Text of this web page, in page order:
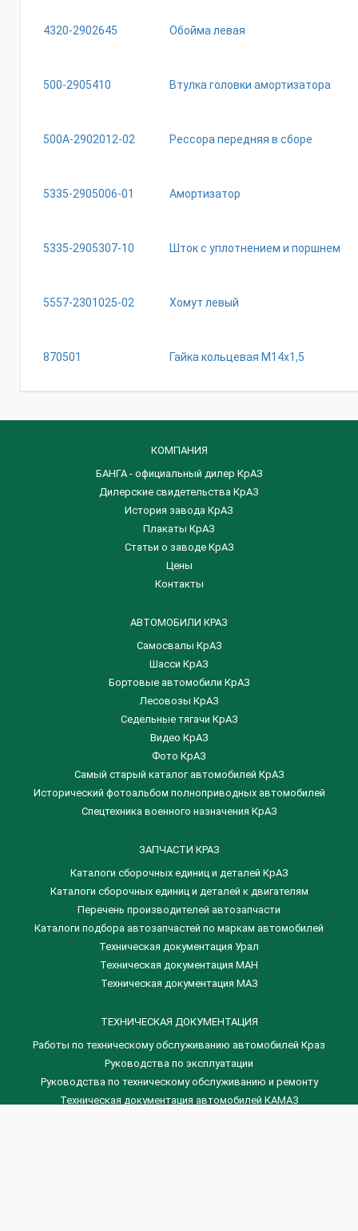
4320-2902645 Обойма левая
500-2905410 Втулка головки амортизатора
500А-2902012-02 Рессора передняя в сборе
5335-2905006-01 Амортизатор
5335-2905307-10 Шток с уплотнением и поршнем
5557-2301025-02 Хомут левый
870501 Гайка кольцевая М14х1,5
КОМПАНИЯ
БАНГА - официальный дилер КрАЗ
Дилерские свидетельства КрАЗ
История завода КрАЗ
Плакаты КрАЗ
Статьи о заводе КрАЗ
Цены
Контакты
АВТОМОБИЛИ КРАЗ
Самосвалы КрАЗ
Шасси КрАЗ
Бортовые автомобили КрАЗ
Лесовозы КрАЗ
Седельные тягачи КрАЗ
Видео КрАЗ
Фото КрАЗ
Самый старый каталог автомобилей КрАЗ
Исторический фотоальбом полноприводных автомобилей
Спецтехника военного назначения КрАЗ
ЗАПЧАСТИ КРАЗ
Каталоги сборочных единиц и деталей КрАЗ
​Каталоги сборочных единиц и деталей к двигателям
Перечень производителей автозапчасти
Каталоги подбора автозапчастей по маркам автомобилей
Техническая документация Урал
Техническая документация МАН
Техническая документация МАЗ
ТЕХНИЧЕСКАЯ ДОКУМЕНТАЦИЯ
Работы по техническому обслуживанию автомобилей Краз
Руководства по эксплуатации
Руководства по техническому обслуживанию и ремонту
Техническая документация автомобилей КАМАЗ